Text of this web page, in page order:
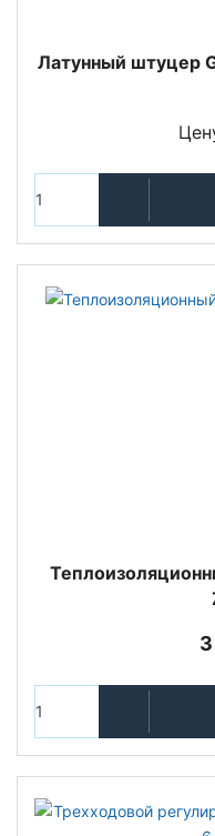
Латунный штуцер